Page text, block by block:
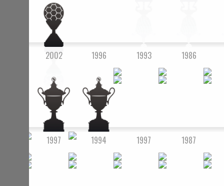
2002 1996 1993 1986
1997 1994 1997 1987